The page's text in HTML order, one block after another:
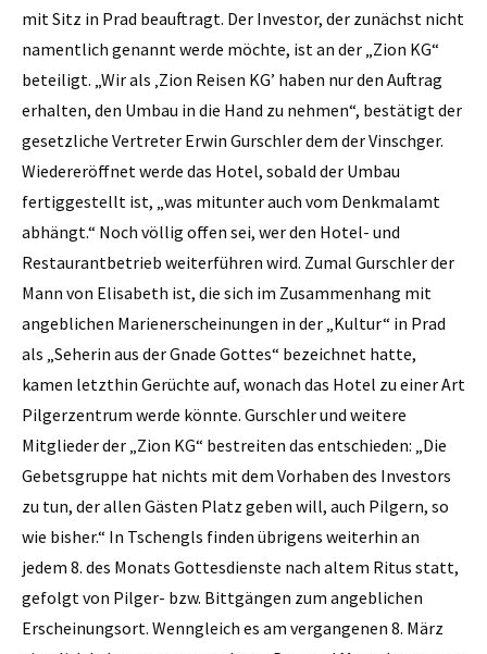
mit Sitz in Prad beauftragt. Der Investor, der zunächst nicht
namentlich genannt werde möchte, ist an der „Zion KG“
beteiligt. „Wir als ‚Zion Reisen KG’ haben nur den Auftrag
erhalten, den Umbau in die Hand zu nehmen“, bestätigt der
gesetzliche Vertreter Erwin Gurschler dem der Vinschger.
Wieder­eröffnet werde das Hotel, sobald der Umbau
fertiggestellt ist, „was mitunter auch vom Denkmalamt
abhängt.“ Noch völlig offen sei, wer den Hotel- und
Restaurantbetrieb weiterführen wird. Zumal Gurschler der
Mann von Elisabeth ist, die sich im Zusammenhang mit
angeblichen Marienerscheinungen in der „Kultur“ in Prad
als „Seherin aus der Gnade Gottes“ bezeichnet hatte,
kamen letzthin Gerüchte auf, wonach das Hotel zu einer Art
Pilgerzentrum werde könnte. Gurschler und weitere
Mitglieder der „Zion KG“ bestreiten das entschieden: „Die
Gebetsgruppe hat nichts mit dem Vorhaben des Investors
zu tun, der allen Gästen Platz geben will, auch Pilgern, so
wie bisher.“ In Tschengls finden übrigens weiterhin an
jedem 8. des Monats Gottesdienste nach altem Ritus statt,
gefolgt von Pilger- bzw. Bittgängen zum angeblichen
Erscheinungsort. Wenngleich es am vergangenen 8. März